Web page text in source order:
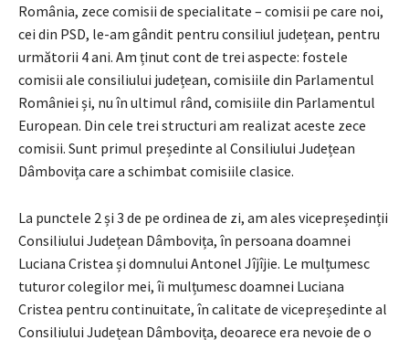
România, zece comisii de specialitate – comisii pe care noi,
cei din PSD, le-am gândit pentru consiliul județean, pentru
următorii 4 ani. Am ținut cont de trei aspecte: fostele
comisii ale consiliului județean, comisiile din Parlamentul
României și, nu în ultimul rând, comisiile din Parlamentul
European. Din cele trei structuri am realizat aceste zece
comisii. Sunt primul președinte al Consiliului Județean
Dâmbovița care a schimbat comisiile clasice.
La punctele 2 și 3 de pe ordinea de zi, am ales vicepreședinții
Consiliului Județean Dâmbovița, în persoana doamnei
Luciana Cristea și domnului Antonel Jîjîjie. Le mulțumesc
tuturor colegilor mei, îi mulțumesc doamnei Luciana
Cristea pentru continuitate, în calitate de vicepreședinte al
Consiliului Județean Dâmbovița, deoarece era nevoie de o